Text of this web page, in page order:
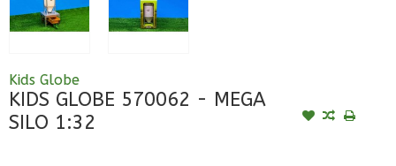
Kids Globe
KIDS GLOBE 570062 - MEGA
SILO 1:32